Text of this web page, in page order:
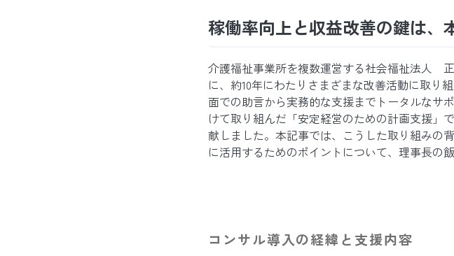
稼働率向上と収益改善の鍵は、
介護福祉事業所を複数運営する社会福祉法人
に、約10年にわたりさまざまな改善活動に取り
面での助言から実務的な支援までトータルなサ
けて取り組んだ「安定経営のための計画支援」
献しました。本記事では、こうした取り組みの
に活用するためのポイントについて、理事長の
コンサル導入の経緯と支援内容